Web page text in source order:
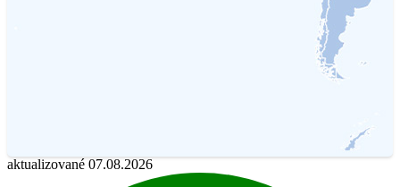
aktualizované 07.08.2026